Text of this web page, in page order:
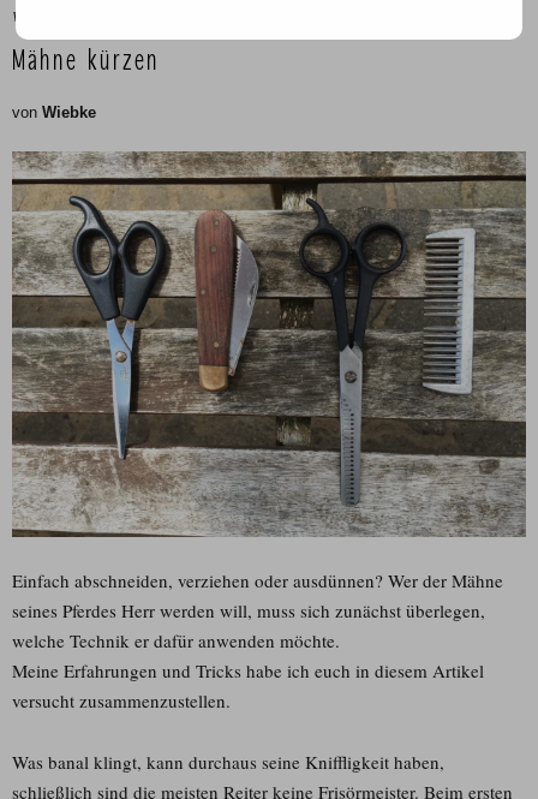
Veröffentlicht am
Mähne kürzen
von Wiebke
Einfach abschneiden, verziehen oder ausdünnen? Wer der Mähne
seines Pferdes Herr werden will, muss sich zunächst überlegen,
welche Technik er dafür anwenden möchte.
Meine Erfahrungen und Tricks habe ich euch in diesem Artikel
versucht zusammenzustellen.
Was banal klingt, kann durchaus seine Kniffligkeit haben,
schließlich sind die meisten Reiter keine Frisörmeister. Beim ersten